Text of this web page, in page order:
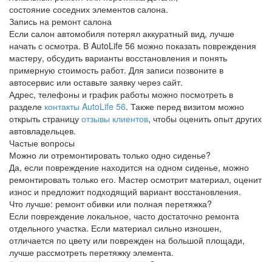
состояние соседних элементов салона.
Запись на ремонт салона
Если салон автомобиля потерял аккуратный вид, лучше
начать с осмотра. В AutoLife 56 можно показать повреждения
мастеру, обсудить варианты восстановления и понять
примерную стоимость работ. Для записи позвоните в
автосервис или оставьте заявку через сайт.
Адрес, телефоны и график работы можно посмотреть в
разделе контакты AutoLife 56. Также перед визитом можно
открыть страницу отзывы клиентов, чтобы оценить опыт других
автовладельцев.
Частые вопросы
Можно ли отремонтировать только одно сиденье?
Да, если повреждение находится на одном сиденье, можно
ремонтировать только его. Мастер осмотрит материал, оценит
износ и предложит подходящий вариант восстановления.
Что лучше: ремонт обивки или полная перетяжка?
Если повреждение локальное, часто достаточно ремонта
отдельного участка. Если материал сильно изношен,
отличается по цвету или поврежден на большой площади,
лучше рассмотреть перетяжку элемента.